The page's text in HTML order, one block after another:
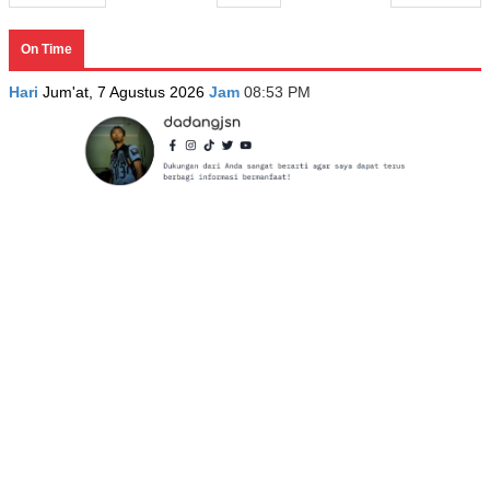
On Time
Hari Jum'at, 7 Agustus 2026 Jam 08:53 PM